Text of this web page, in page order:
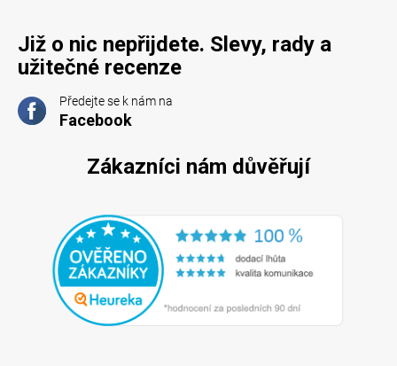
Již o nic nepřijdete. Slevy, rady a
užitečné recenze
Předejte se k nám na
Facebook
Zákazníci nám důvěřují